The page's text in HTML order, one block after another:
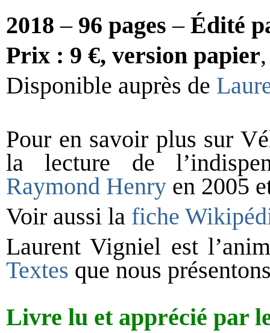
2018 – 96 pages – Édité
Prix : 9 €, version papier
Disponible auprès de
Pour en savoir plus sur
la lecture de
Raymond Henry en 2005
Voir aussi la fiche
Laurent Vigniel est
Textes que nous
Livre lu et apprécié par